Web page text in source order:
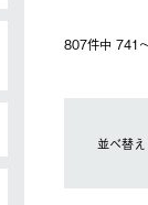
807件中 741
並べ替え